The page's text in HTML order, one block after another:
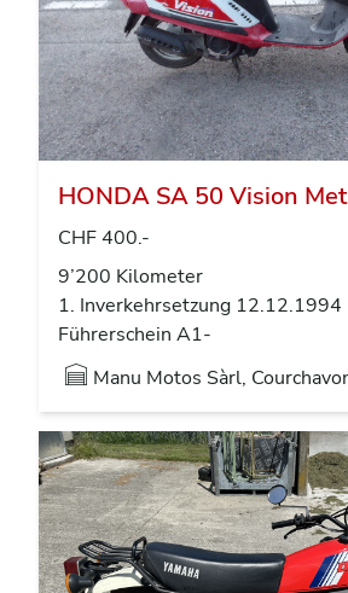
HONDA SA 50 Vision
CHF 400.-
9’200 Kilometer
1. Inverkehrsetzung 12.12.1994
Führerschein A1-
Manu Motos Sàrl,